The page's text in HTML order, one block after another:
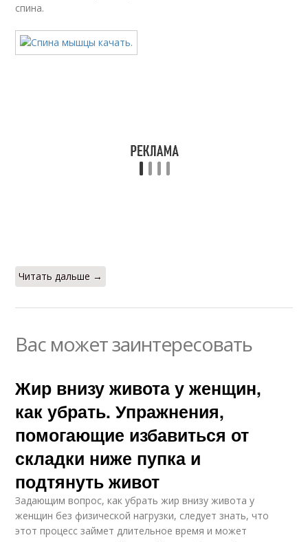
спина.
Читать дальше →
Вас может заинтересовать
Жир внизу живота у женщин,
как убрать. Упражнения,
помогающие избавиться от
складки ниже пупка и
подтянуть живот
Задающим вопрос, как убрать жир внизу живота у
женщин без физической нагрузки, следует знать, что
этот процесс займет длительное время и может